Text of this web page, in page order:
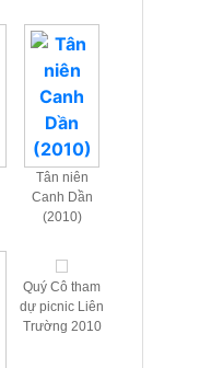
Tân niên
Canh Dần
(2010)
Quý Cô tham
dự picnic Liên
Trường 2010